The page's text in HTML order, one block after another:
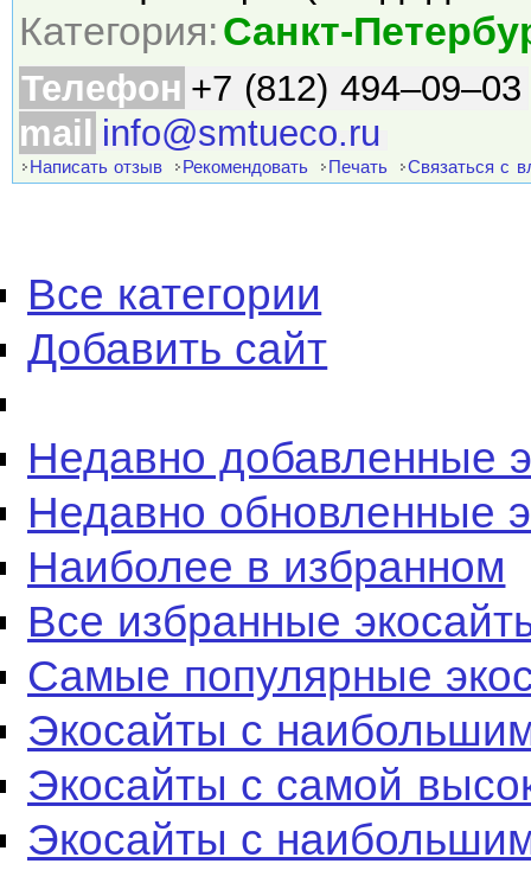
Категория:Санкт-
Телефон +7 (812) 494–09–03
mail info@smtueco.ru
Написать отзыв Рекомендовать Печать Связаться с
Все категории
Добавить сайт
Недавно добавленные
Недавно обновленные
Наиболее в избранном
Все избранные
Самые популярные
Экосайты с
Экосайты с самой
Экосайты с